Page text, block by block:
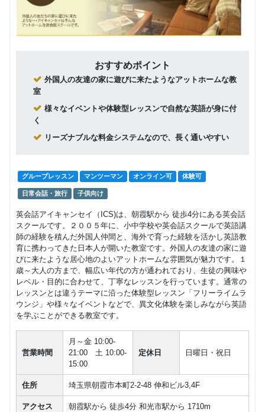
フリープ
ラングル
ープレッ
スン
グループレッスン
10,000円(税込) / 月
回数：4 / 1セッション40分
ープレッ
スン
19,000円(税込) / 総額
フリープ
ラングル
ープレッ
グループレッスン
28,000
回数：12 / 1セッション40分
ランマン
ツーマン
レッスン
28,000
回数：4 / 1セッション40分
フリープ
ランマン
ツーマン
レッスン
マンツーマン
50,000円(税込) / 月
回数：8 / 1セッション40分
フリープ
ランマン
ツーマン
レッスン
マンツーマン
70,000円(税込) / 月
回数：4 / 1セッション40分
おすすめポイント
外国人の友達の家に遊びに来たようなアットホームな教
室
様々なイベントや体験型レッスンで自然な英語が身に付
く
リーズナブルな料金システムなので、長く通いやすい
グループレッスン マンツーマン オンライン可 体験可
日常会話・旅行 子供向け
英会話アイキャンセイ（ICS)は、朝霞駅から 徒歩4分にある英会話
スクールです。２００５年に、小中学校や英会話スクールで英語講
師の経験を積んだ外国人仲間と、海外で育った経験を活かし英語教
育に携わってきた日本人が開いた教室です。外国人の友達の家に遊
びに来たような居心地のよいアットホームな雰囲気が魅力です。１
歳～大人の方まで、幅広い年代の方が通われており、生徒の興味や
レベル・目的に合わせて、丁寧なレッスンを行っています。通常の
レッスンとは違うテーマに沿った体験型レッスン「フリーライムラ
ウンジ」や様々なイベントなどで、異文化体験を楽しみながら英語
を学ぶことができる教室です。
営業時間
月～金 10:00-
21:00 土 10:00-
15:00
定休日 日曜日・祝日
住所 埼玉県朝霞市本町2-2-48 伸和ビル3,4F
アクセス 朝霞駅から 徒歩4分 和光市駅から 1710m